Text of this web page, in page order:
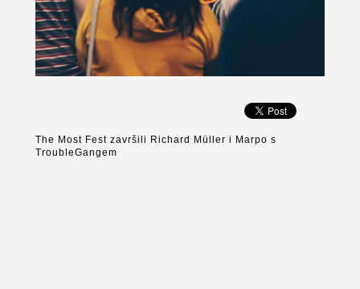
The Most Fest završili Richard Müller i Marpo s
TroubleGangem